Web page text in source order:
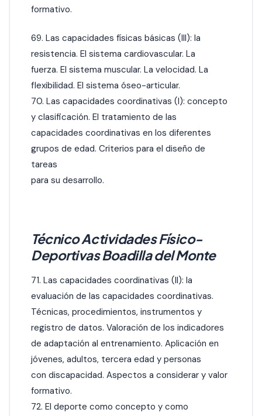
formativo.
69. Las capacidades físicas básicas (III): la
resistencia. El sistema cardiovascular. La
fuerza. El sistema muscular. La velocidad. La
flexibilidad. El sistema óseo-articular.
70. Las capacidades coordinativas (I): concepto
y clasificación. El tratamiento de las
capacidades coordinativas en los diferentes
grupos de edad. Criterios para el diseño de
tareas
para su desarrollo.
Técnico Actividades Físico-
Deportivas Boadilla del Monte
71. Las capacidades coordinativas (II): la
evaluación de las capacidades coordinativas.
Técnicas, procedimientos, instrumentos y
registro de datos. Valoración de los indicadores
de adaptación al entrenamiento. Aplicación en
jóvenes, adultos, tercera edad y personas
con discapacidad. Aspectos a considerar y valor
formativo.
72. El deporte como concepto y como